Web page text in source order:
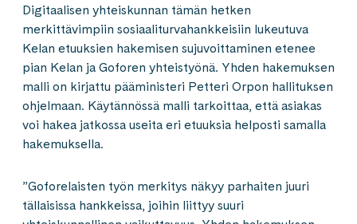
Digitaalisen yhteiskunnan tämän hetken
merkittävimpiin sosiaaliturvahankkeisiin lukeutuva
Kelan etuuksien hakemisen sujuvoittaminen etenee
pian Kelan ja Goforen yhteistyönä. Yhden hakemuksen
malli on kirjattu pääministeri Petteri Orpon hallituksen
ohjelmaan. Käytännössä malli tarkoittaa, että asiakas
voi hakea jatkossa useita eri etuuksia helposti samalla
hakemuksella.
”Goforelaisten työn merkitys näkyy parhaiten juuri
tällaisissa hankkeissa, joihin liittyy suuri